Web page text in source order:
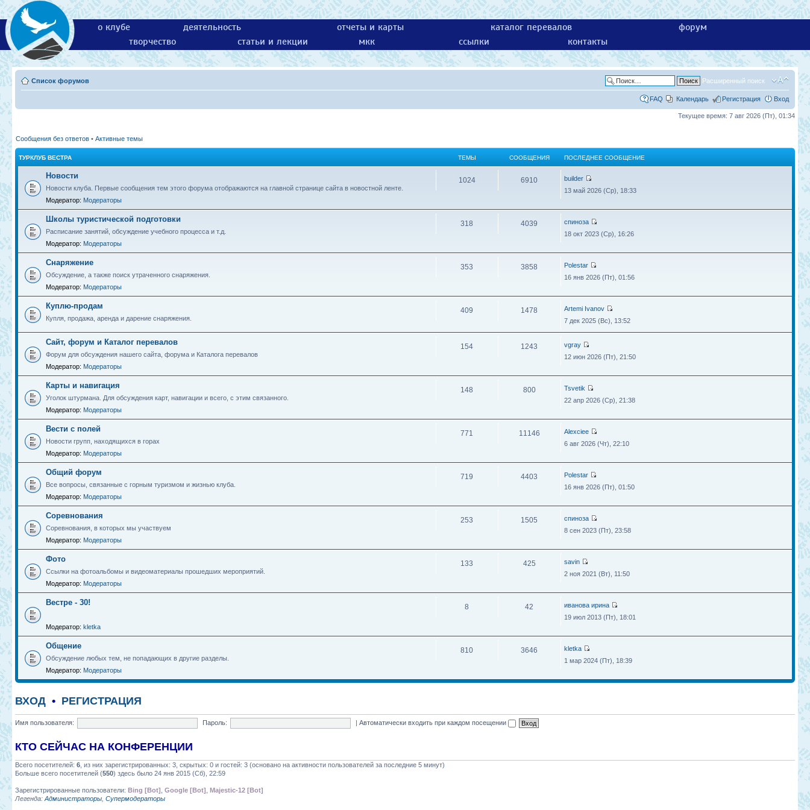
о клубе деятельность отчеты и карты каталог перевалов
форум
творчество
статьи и лекции мкк ссылки контакты
Список форумов Расширенный поиск
FAQ Календарь Регистрация Вход
Текущее время: 7 авг 2026 (Пт), 01:34
Сообщения без ответов • Активные темы
ТУРКЛУБ ВЕСТРА ТЕМЫ СООБЩЕНИЯ ПОСЛЕДНЕЕ СООБЩЕНИЕ
Новости
Новости клуба. Первые сообщения тем этого форума отображаются на главной странице сайта в новостной ленте.
Модератор: Модераторы
1024 6910
builder
13 май 2026 (Ср), 18:33
Школы туристической подготовки
Расписание занятий, обсуждение учебного процесса и т.д.
Модератор: Модераторы
318 4039
спиноза
18 окт 2023 (Ср), 16:26
Снаряжение
Обсуждение, а также поиск утраченного снаряжения.
Модератор: Модераторы
353 3858
Polestar
16 янв 2026 (Пт), 01:56
Куплю-продам
Купля, продажа, аренда и дарение снаряжения.
409 1478
Artemi Ivanov
7 дек 2025 (Вс), 13:52
Сайт, форум и Каталог перевалов
Форум для обсуждения нашего сайта, форума и Каталога перевалов
Модератор: Модераторы
154 1243
vgray
12 июн 2026 (Пт), 21:50
Карты и навигация
Уголок штурмана. Для обсуждения карт, навигации и всего, с этим связанного.
Модератор: Модераторы
148 800
Tsvetik
22 апр 2026 (Ср), 21:38
Вести с полей
Новости групп, находящихся в горах
Модератор: Модераторы
771 11146
Alexciee
6 авг 2026 (Чт), 22:10
Общий форум
Все вопросы, связанные с горным туризмом и жизнью клуба.
Модератор: Модераторы
719 4403
Polestar
16 янв 2026 (Пт), 01:50
Соревнования
Соревнования, в которых мы участвуем
Модератор: Модераторы
253 1505
спиноза
8 сен 2023 (Пт), 23:58
Фото
Ссылки на фотоальбомы и видеоматериалы прошедших мероприятий.
Модератор: Модераторы
133 425
savin
2 ноя 2021 (Вт), 11:50
Вестре - 30!
Модератор: kletka
8 42
иванова ирина
19 июл 2013 (Пт), 18:01
Общение
Обсуждение любых тем, не попадающих в другие разделы.
Модератор: Модераторы
810 3646
kletka
1 мар 2024 (Пт), 18:39
ВХОД • РЕГИСТРАЦИЯ
Имя пользователя: Пароль: |Автоматически входить при каждом посещении
КТО СЕЙЧАС НА КОНФЕРЕНЦИИ
Всего посетителей: 6 , из них зарегистрированных: 3, скрытых: 0 и гостей: 3 (основано на активности пользователей за последние 5 минут)
Больше всего посетителей (550) здесь было 24 янв 2015 (Сб), 22:59
Зарегистрированные пользователи: Bing [Bot] Google [Bot] Majestic-12 [Bot]
Легенда: Администраторы Супермодераторы